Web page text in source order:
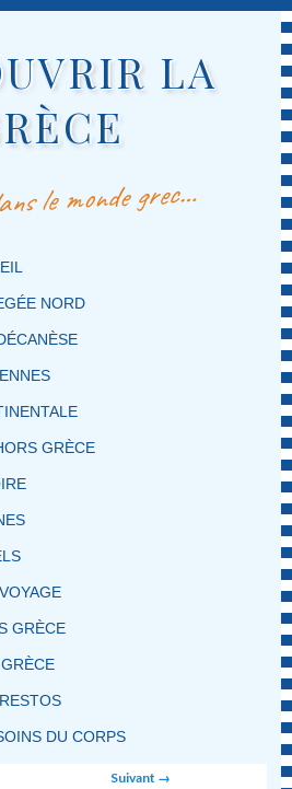
LA
le monde grec…
PRINCIPALE
SECONDAIRE
NORD
GRÈCE
GRÈCE
DU CORPS
Suivant →